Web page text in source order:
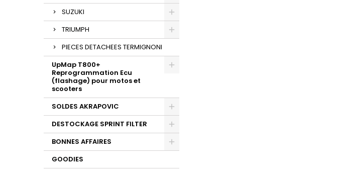
SUZUKI
TRIUMPH
PIECES DETACHEES TERMIGNONI
UpMap T800+
Reprogrammation Ecu
(flashage) pour motos et
scooters
SOLDES AKRAPOVIC
DESTOCKAGE SPRINT FILTER
BONNES AFFAIRES
GOODIES